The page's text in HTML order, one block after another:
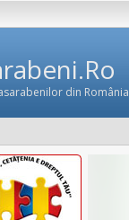
din România